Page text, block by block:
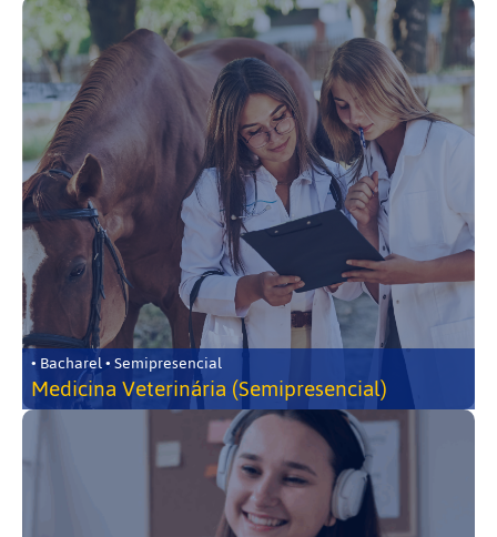
• Bacharel • Semipresencial
Medicina Veterinária (Semipresencial)